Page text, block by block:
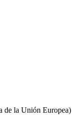
de la Unión Europea)